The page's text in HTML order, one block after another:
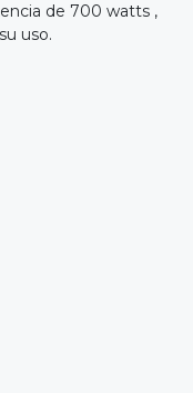
de 700 watts ,
uso.